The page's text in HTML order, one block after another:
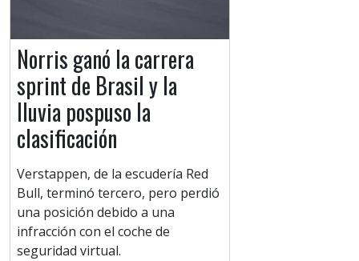
Norris ganó la carrera
sprint de Brasil y la
lluvia pospuso la
clasificación
Verstappen, de la escudería Red
Bull, terminó tercero, pero perdió
una posición debido a una
infracción con el coche de
seguridad virtual.